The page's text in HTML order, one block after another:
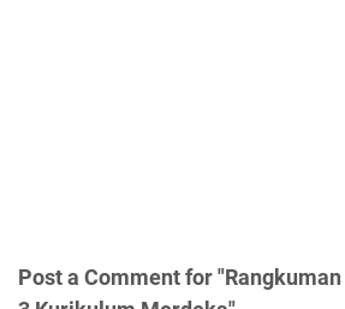
Post a Comment for "Rangkuman